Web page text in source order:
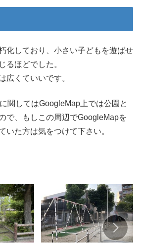
化しており、小さい子どもを遊ばせ
るほどでした。
広くていいです。
関してはGoogleMap上では公園と
で、もしこの周辺でGoogleMapを
いた方は気をつけて下さい。